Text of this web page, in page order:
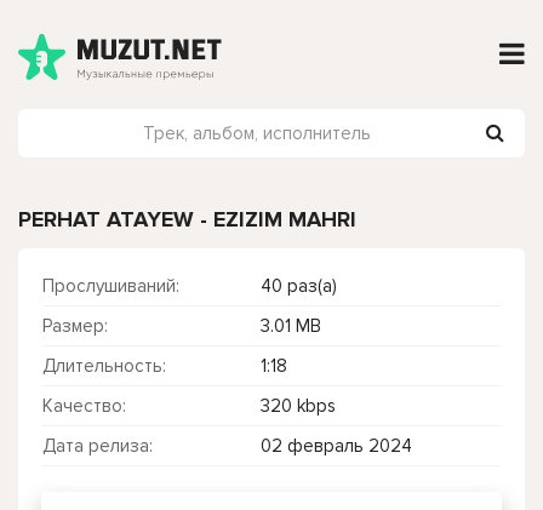
PERHAT ATAYEW - EZIZIM MAHRI
Прослушиваний:
40 раз(а)
Размер:
3.01 MB
Длительность:
1:18
Качество:
320 kbps
Дата релиза:
02 февраль 2024